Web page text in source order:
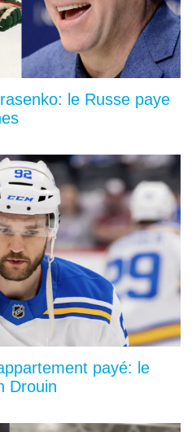
le Russe paye
payé: le
Drouin